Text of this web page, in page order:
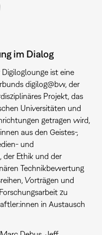
im Dialog
ist eine
digilog@bw, der
Projekt, das
Universitäten und
getragen wird,
aus den Geistes-,
und
der Ethik und der
Technikbewertung
Vorträgen und
zu
in Austausch